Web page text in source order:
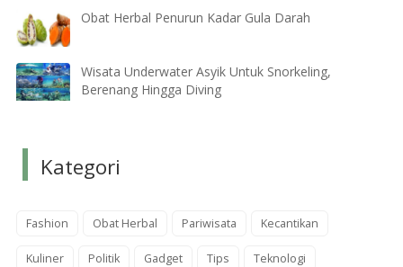
Obat Herbal Penurun Kadar Gula Darah
Wisata Underwater Asyik Untuk Snorkeling,
Berenang Hingga Diving
Kategori
Fashion Obat Herbal Pariwisata Kecantikan
Kuliner Politik Gadget Tips Teknologi